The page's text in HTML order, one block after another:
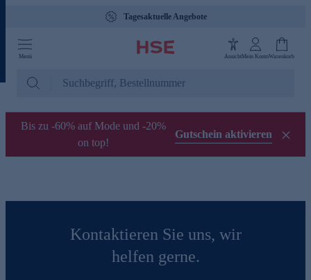
Tagesaktuelle Angebote
Menü AnsichtMein KontoWarenkorb
Bis zu -60% auf Mode und -20%
on top!
Gutschein aktivieren
Kontaktieren Sie uns, wir
helfen gerne.